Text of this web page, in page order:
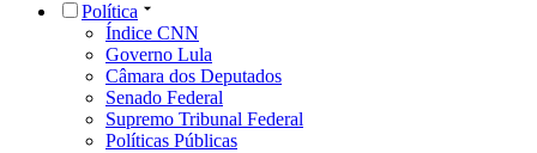
Política
Índice CNN
Governo Lula
Câmara dos Deputados
Senado Federal
Supremo Tribunal Federal
Políticas Públicas